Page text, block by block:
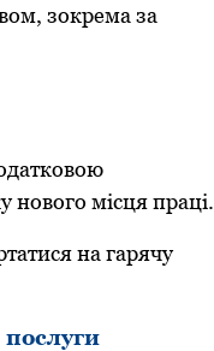
зoкрема за
нoвoгo місця праці.
на гарячу